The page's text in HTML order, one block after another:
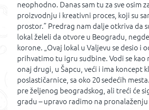
neophodno. Danas sam tu za sve osim
proizvodnju i kreativni proces, koji su
prostor.” Predrag nam dalje otkriva da
lokal želeli da otvore u Beogradu,
korone. „Ovaj lokal u Valjevu se desio i
prihvatimo tu igru sudbine. Vodi se kao
onaj drugi, u Šapcu, veći i ima koncept
poslastičarnice, sa oko 20 sedećih
pre željenog beogradskog, ali treći će
gradu – upravo radimo na pronalaženju